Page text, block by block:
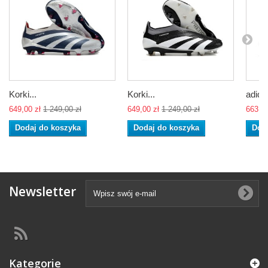
Korki...
649,00 zł 1 249,00 zł
Dodaj do koszyka
Korki...
649,00 zł 1 249,00 zł
Dodaj do koszyka
Newsletter
Kategorie